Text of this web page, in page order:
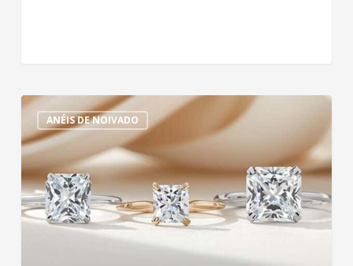
ANÉIS DE NOIVADO
Lapidações
fancy:
Anel
de
noivado
com
pedras